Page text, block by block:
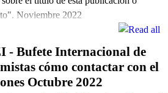
Noviembre 2022
Bufete Internacional de
cómo contactar con el
Octubre 2022